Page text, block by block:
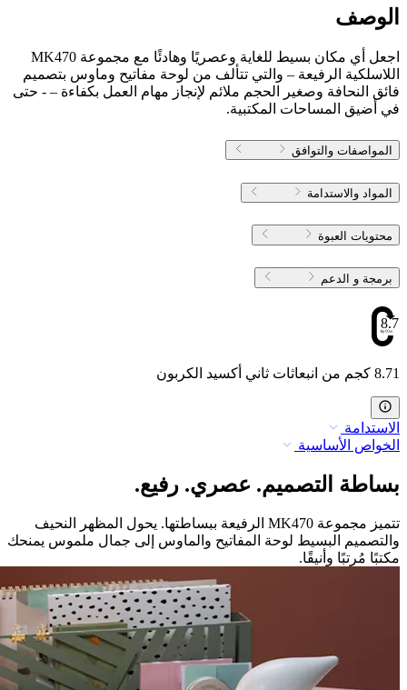
الوصف
اجعل أي مكان بسيط للغاية وعصريًا وهادئًا مع مجموعة MK470
اللاسلكية الرفيعة – والتي تتألف من لوحة مفاتيح وماوس بتصميم
فائق النحافة وصغير الحجم ملائم لإنجاز مهام العمل بكفاءة – - حتى
في أضيق المساحات المكتبية.
المواصفات والتوافق
المواد والاستدامة
محتويات العبوة
برمجة و الدعم
8.71
8.71 كجم من انبعاثات ثاني أكسيد الكربون
الاستدامة
الخواص الأساسية
بساطة التصميم. عصري. رفيع.
تتميز مجموعة MK470 الرفيعة ببساطتها. يحول المظهر النحيف
والتصميم البسيط لوحة المفاتيح والماوس إلى جمال ملموس يمنحك
مكتبًا مُرتبًا وأنيقًا.